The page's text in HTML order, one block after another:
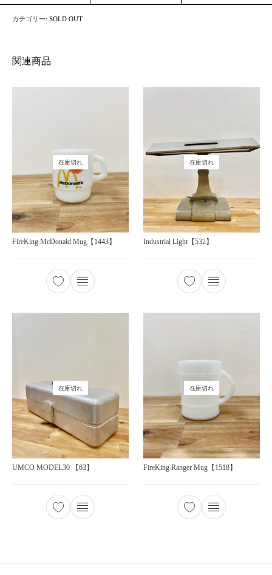
カテゴリー:SOLD OUT
関連商品
在庫切れ
FireKing McDonald Mug【1443】
在庫切れ
Industrial Ⅼight【532】
在庫切れ
UMCO MODEL30 【63】
在庫切れ
FireKing Ranger Mug【1518】